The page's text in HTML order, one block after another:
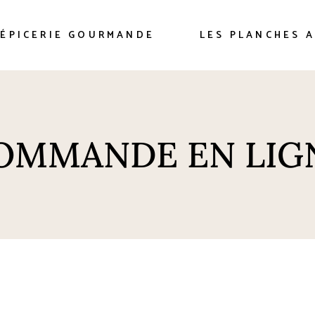
GOURMANDE LES PLANCHES
EN